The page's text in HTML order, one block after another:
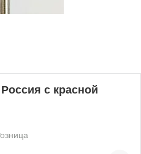
с красной